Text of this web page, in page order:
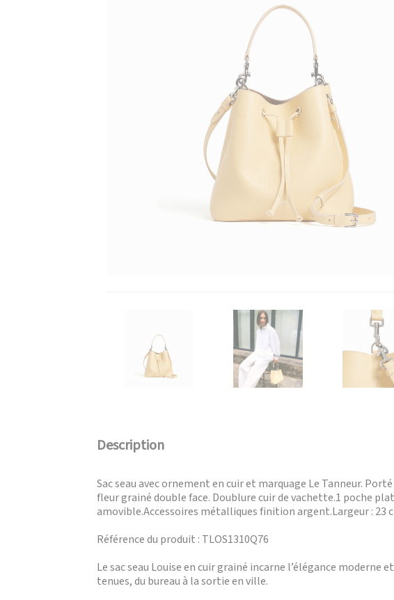
Description
Sac seau avec ornement en cuir et marquage Le Tanneur.
fleur grainé double face. Doublure cuir de vachette.1 poche
amovible.Accessoires métalliques finition argent.Largeur : 23
Référence du produit : TLOS1310Q76
Le sac seau Louise en cuir grainé incarne l’élégance
tenues, du bureau à la sortie en ville.